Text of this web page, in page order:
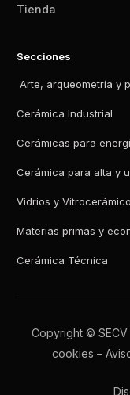
Tienda
Secciones
Arte, arqueometría y
Cerámica Industrial
Cerámicas para
Cerámica para alta y
Vidrios y
Materias primas y
Cerámica Técnica
Copyright ©
cookies –